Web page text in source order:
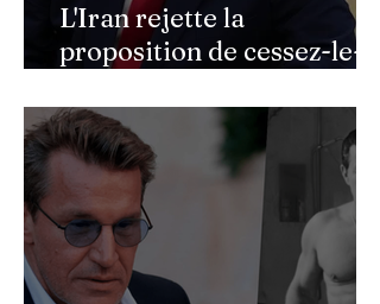
L'Iran rejette la
proposition de cessez-le-